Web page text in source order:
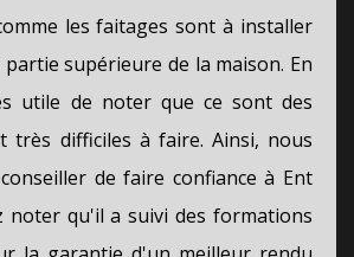
les faitages sont à installer
supérieure de la maison. En
utile de noter que ce sont des
très difficiles à faire. Ainsi, nous
de faire confiance à Ent
noter qu'il a suivi des formations